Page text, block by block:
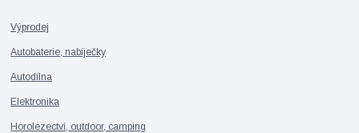
Výprodej
Autobaterie, nabíječky
Autodílna
Elektronika
Horolezectví, outdoor, camping